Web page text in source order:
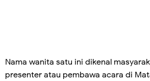
Nama wanita satu ini dikenal
presenter atau pembawa acara di